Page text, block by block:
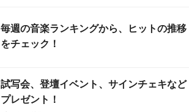
毎週の音楽ランキングから、ヒットの推移
をチェック！
試写会、登壇イベント、サインチェキなど
プレゼント！